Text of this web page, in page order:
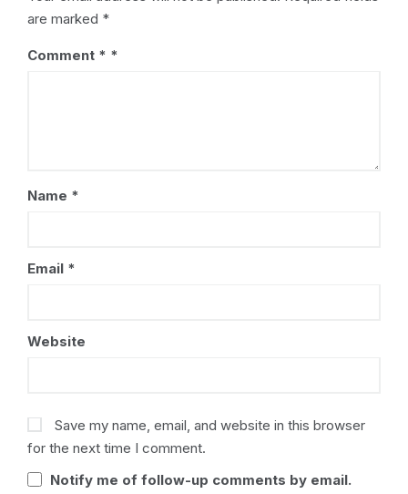
are marked *
Comment *
Name *
Email *
Website
Save my name, email, and website in this browser
for the next time I comment.
Notify me of follow-up comments by email.